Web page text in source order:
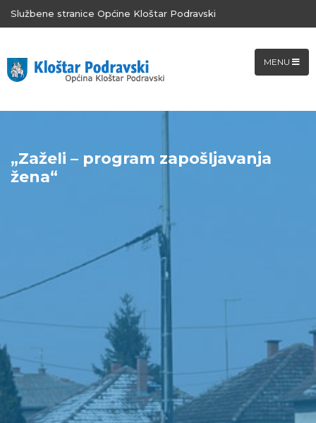
Službene stranice Općine Kloštar Podravski
MENU
„Zaželi – program zapošljavanja
žena“